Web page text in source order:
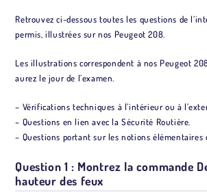
Retrouvez ci-dessous toutes les questions de
permis, illustrées sur nos Peugeot 208.
Les illustrations correspondent à nos Peugeot
aurez le jour de l’examen.
– Vérifications techniques à l’intérieur ou à
– Questions en lien avec la Sécurité Routière.
– Questions portant sur les notions élémentaires
Question 1 : Montrez la commande
hauteur des feux